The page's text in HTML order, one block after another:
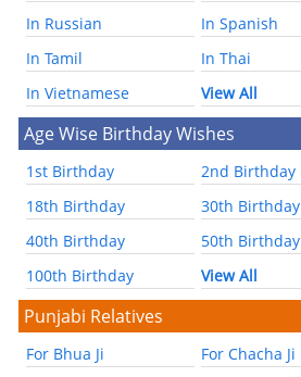
In Russian
In Spanish
In Tamil
In Thai
In Vietnamese
View All
Age Wise Birthday Wishes
1st Birthday
2nd Birthday
18th Birthday
30th Birthday
40th Birthday
50th Birthday
100th Birthday
View All
Punjabi Relatives
For Bhua Ji
For Chacha Ji